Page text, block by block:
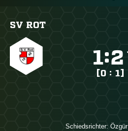
SV ROT
:
[0 : 1]
Schiedsrichter: